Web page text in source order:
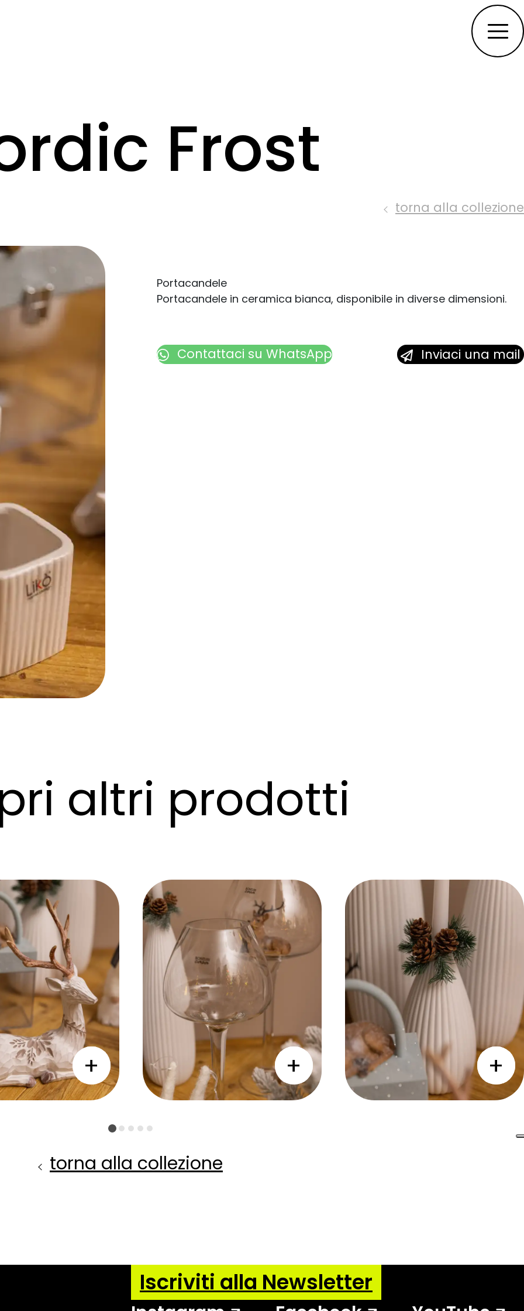
Frost
torna alla collezione
Portacandele
Portacandele in ceramica bianca, disponibile in diverse dimensioni.
Contattaci su WhatsApp Inviaci una mail
altri prodotti
torna alla collezione
Iscriviti alla Newsletter